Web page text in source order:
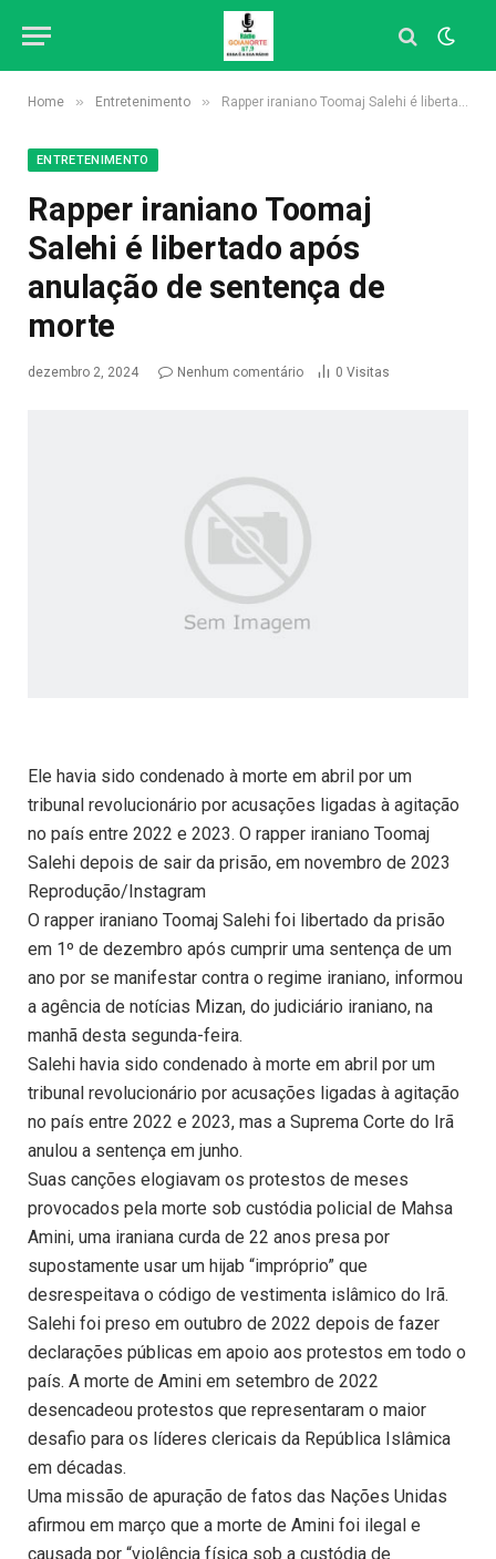
Home » Entretenimento » Rapper iraniano Toomaj Salehi é libertado após anulação de sentença de morte
ENTRETENIMENTO
Rapper iraniano Toomaj
Salehi é libertado após
anulação de sentença de
morte
dezembro 2, 2024 Nenhum comentário 0 Visitas
Ele havia sido condenado à morte em abril por um
tribunal revolucionário por acusações ligadas à agitação
no país entre 2022 e 2023. O rapper iraniano Toomaj
Salehi depois de sair da prisão, em novembro de 2023
Reprodução/Instagram
O rapper iraniano Toomaj Salehi foi libertado da prisão
em 1º de dezembro após cumprir uma sentença de um
ano por se manifestar contra o regime iraniano, informou
a agência de notícias Mizan, do judiciário iraniano, na
manhã desta segunda-feira.
Salehi havia sido condenado à morte em abril por um
tribunal revolucionário por acusações ligadas à agitação
no país entre 2022 e 2023, mas a Suprema Corte do Irã
anulou a sentença em junho.
Suas canções elogiavam os protestos de meses
provocados pela morte sob custódia policial de Mahsa
Amini, uma iraniana curda de 22 anos presa por
supostamente usar um hijab “impróprio” que
desrespeitava o código de vestimenta islâmico do Irã.
Salehi foi preso em outubro de 2022 depois de fazer
declarações públicas em apoio aos protestos em todo o
país. A morte de Amini em setembro de 2022
desencadeou protestos que representaram o maior
desafio para os líderes clericais da República Islâmica
em décadas.
Uma missão de apuração de fatos das Nações Unidas
afirmou em março que a morte de Amini foi ilegal e
causada por “violência física sob a custódia de